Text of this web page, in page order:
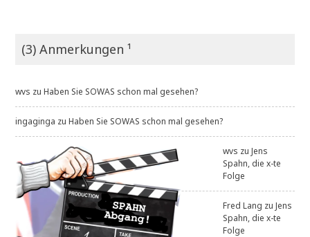
.
2
2
a
(3) Anmerkungen ¹
wvs zuHaben Sie SOWAS schon mal gesehen?
ingaginga zuHaben Sie SOWAS schon mal gesehen?
wvs zuJens
Spahn, die x-te
Folge
Fred Lang zuJens
Spahn, die x-te
Folge